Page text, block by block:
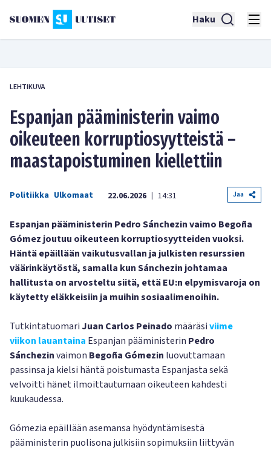
Haku
LEHTIKUVA
Espanjan pääministerin vaimo
oikeuteen korruptiosyytteistä –
maastapoistuminen kiellettiin
Politiikka Ulkomaat 22.06.2026 | 14:31 Jaa
Espanjan pääministerin Pedro Sánchezin vaimo Begoña
Gómez joutuu oikeuteen korruptiosyytteiden vuoksi.
Häntä epäillään vaikutusvallan ja julkisten resurssien
väärinkäytöstä, samalla kun Sánchezin johtamaa
hallitusta on arvosteltu siitä, että EU:n elpymisvaroja on
käytetty eläkkeisiin ja muihin sosiaalimenoihin.
Tutkintatuomari Juan Carlos Peinado määräsiviime
viikon lauantaina Espanjan pääministerin Pedro
Sánchezinvaimon Begoña Gómezin luovuttamaan
passinsa ja kielsi häntä poistumasta Espanjasta sekä
velvoitti hänet ilmoittautumaan oikeuteen kahdesti
kuukaudessa.
Gómezia epäillään asemansa hyödyntämisestä
pääministerin puolisona julkisiin sopimuksiin liittyvän